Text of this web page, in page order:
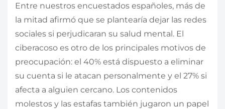
Entre nuestros encuestados españoles, más de
la mitad afirmó que se plantearía dejar las redes
sociales si perjudicaran su salud mental. El
ciberacoso es otro de los principales motivos de
preocupación: el 40% está dispuesto a eliminar
su cuenta si le atacan personalmente y el 27% si
afecta a alguien cercano. Los contenidos
molestos y las estafas también jugaron un papel